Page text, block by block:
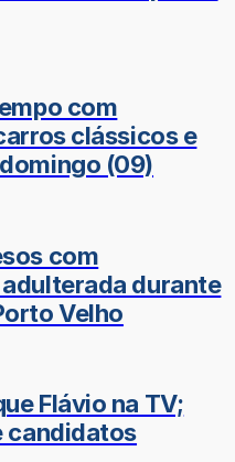
com
clássicos e
(09)
com
durante
Velho
Flávio na TV;
candidatos